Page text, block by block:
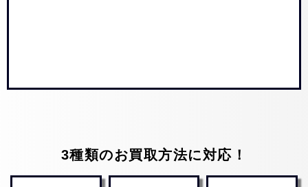
3種類のお買取方法に対応！